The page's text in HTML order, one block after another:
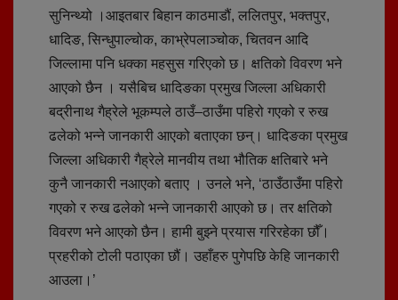
सुनिन्थ्यो ।आइतबार बिहान काठमाडौं, ललितपुर, भक्तपुर,
धादिङ, सिन्धुपाल्चोक, काभ्रेपलाञ्चोक, चितवन आदि
जिल्लामा पनि धक्का महसुस गरिएको छ। क्षतिको विवरण भने
आएको छैन । यसैबिच धादिङका प्रमुख जिल्ला अधिकारी
बद्रीनाथ गैह्रेले भूकम्पले ठाउँ–ठाउँमा पहिरो गएको र रुख
ढलेको भन्ने जानकारी आएको बताएका छन्। धादिङका प्रमुख
जिल्ला अधिकारी गैह्रेले मानवीय तथा भौतिक क्षतिबारे भने
कुनै जानकारी नआएको बताए । उनले भने, ‘ठाउँठाउँमा पहिरो
गएको र रुख ढलेको भन्ने जानकारी आएको छ। तर क्षतिको
विवरण भने आएको छैन। हामी बुझ्ने प्रयास गरिरहेका छौँ।
प्रहरीको टोली पठाएका छौं। उहाँहरु पुगेपछि केहि जानकारी
आउला।’